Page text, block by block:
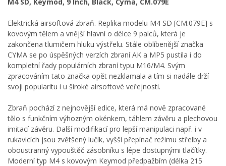
Elektrická airsoftová zbraň. Replika modelu M4 SD [CM.079E] s
kovovým tělem a vnější hlavní o délce 9 palců, která je
zakončena tlumičem hluku výstřelu. Stále oblíbenější značka
CYMA se po úspěšných verzích zbraní AK a MP5 pustila i do
kompletní řady populárních zbraní typu M16/M4. Svým
zpracováním tato značka opět nezklamala a tím si nadále drží
svoji popularitu i u široké airsoftové veřejnosti.
Zbraň pochází z nejnovější edice, která má nově zpracované
tělo s funkčním výhozným okénkem, táhlem závěru a plechovou
imitací závěru. Další modifikací pro lepší manipulaci např. i v
rukavicích jsou zvětšený lučík, vyšší přepínač režimu střelby a
oboustranný vypouštěč zásobníku s lépe dostupnými tlačítky.
Moderní typ M4 s kovovým Keymod předpažbím (délka 215